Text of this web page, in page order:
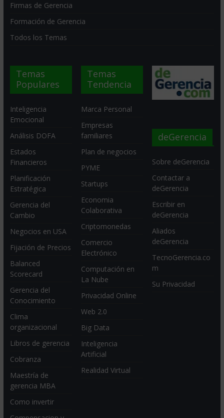
Firmas de Gerencia
Formación de Gerencia
Todos los Temas
Temas
Populares
Inteligencia
Emocional
Análisis DOFA
Estados
Financieros
Planificación
Estratégica
Gerencia del
Cambio
Negocios en USA
Fijación de Precios
Balanced
Scorecard
Gerencia del
Conocimiento
Clima
organizacional
Libros de gerencia
Cobranza
Maestría de
gerencia MBA
Como invertir
Temas
Tendencia
Marca Personal
Empresas
familiares
Plan de negocios
PYME
Startups
Economia
Colaborativa
Criptomonedas
Comercio
Electrónico
Computación en
La Nube
Privacidad Online
Web 2.0
Big Data
Inteligencia
Artificial
Realidad Virtual
deGerencia
Sobre deGerencia
Contactar a
deGerencia
Escribir en
deGerencia
Aliados
deGerencia
TecnoGerencia.co
m
Su Privacidad